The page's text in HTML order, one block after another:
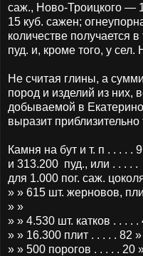
саж., Ново-Троицкого —
15 куб. сажен;
количестве получается
пуд. и, кроме того, у
Не считая глины, а
пород и изделий из них,
добываемой в
выразит
Камня на бут и т. п . . . . .
и 313.200 пуд., или . . . .
для 1.000 пог. саж.
» » 615 шт. жерновов,
» »
» » 4.530 шт. катков . . . .
» » 16.300 плит . . . . . 82
» » 500 порогов . . . . . 20